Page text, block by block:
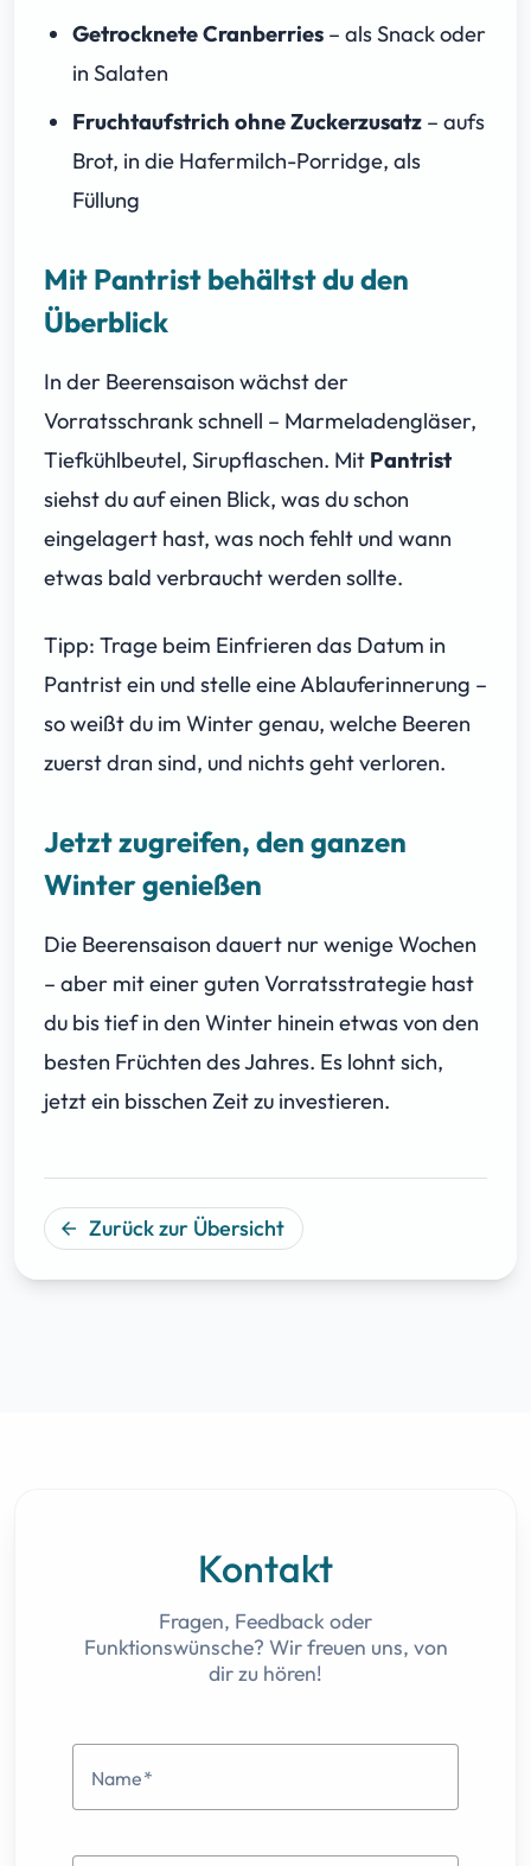
Getrocknete Cranberries – als Snack oder
in Salaten
Fruchtaufstrich ohne Zuckerzusatz – aufs
Brot, in die Hafermilch-Porridge, als
Füllung
Mit Pantrist behältst du den
Überblick
In der Beerensaison wächst der
Vorratsschrank schnell – Marmeladengläser,
Tiefkühlbeutel, Sirupflaschen. Mit Pantrist
siehst du auf einen Blick, was du schon
eingelagert hast, was noch fehlt und wann
etwas bald verbraucht werden sollte.
Tipp: Trage beim Einfrieren das Datum in
Pantrist ein und stelle eine Ablauferinnerung –
so weißt du im Winter genau, welche Beeren
zuerst dran sind, und nichts geht verloren.
Jetzt zugreifen, den ganzen
Winter genießen
Die Beerensaison dauert nur wenige Wochen
– aber mit einer guten Vorratsstrategie hast
du bis tief in den Winter hinein etwas von den
besten Früchten des Jahres. Es lohnt sich,
jetzt ein bisschen Zeit zu investieren.
arrow_back Zurück zur Übersicht
Kontakt
Fragen, Feedback oder
Funktionswünsche? Wir freuen uns, von
dir zu hören!
Name